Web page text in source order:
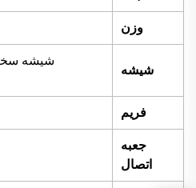
وزن
شیشه
فریم
جعبه
اتصال